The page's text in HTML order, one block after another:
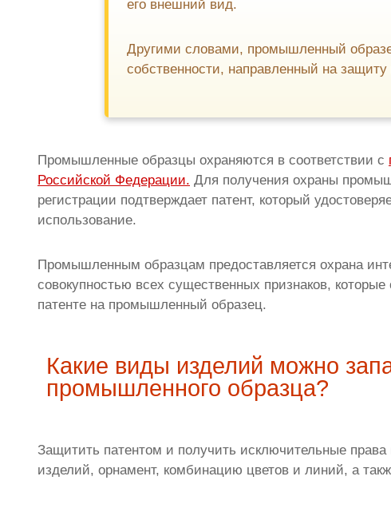
его внешний вид.
Другими словами, промышленный
собственности, направленный на
Промышленные образцы охраняются в соответствии с
Российской Федерации. Для получения охраны
регистрации подтверждает патент, который
использование.
Промышленным образцам предоставляется охрана
совокупностью всех существенных признаков,
патенте на промышленный образец.
Какие виды изделий можно
промышленного образца?
Защитить патентом и получить исключительные
изделий, орнамент, комбинацию цветов и линий, а